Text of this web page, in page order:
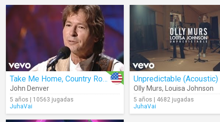
Take Me Home, Country Roads (Live)
John Denver
5 años | 10563 jugadas
JuhaVai
Unpredictable (Acoustic)
Olly Murs, Louisa Johnson
5 años | 4682 jugadas
JuhaVai